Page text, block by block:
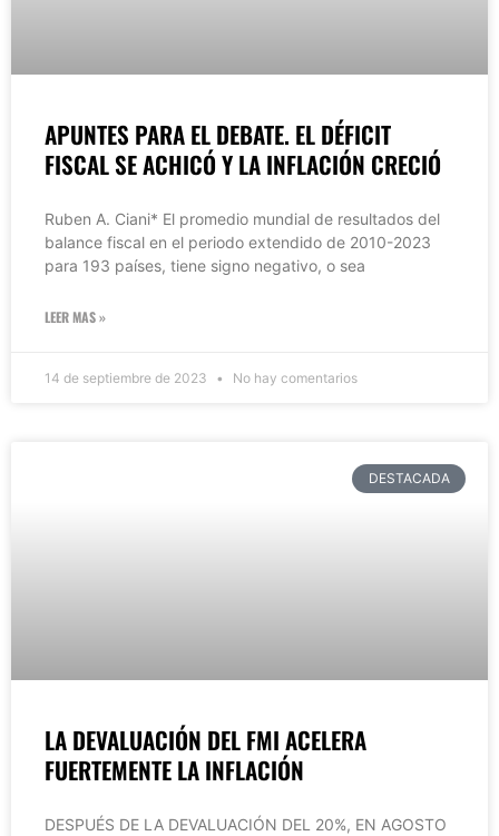
APUNTES PARA EL DEBATE. EL DÉFICIT
FISCAL SE ACHICÓ Y LA INFLACIÓN CRECIÓ
Ruben A. Ciani* El promedio mundial de resultados del
balance fiscal en el periodo extendido de 2010-2023
para 193 países, tiene signo negativo, o sea
LEER MAS »
14 de septiembre de 2023 No hay comentarios
DESTACADA
LA DEVALUACIÓN DEL FMI ACELERA
FUERTEMENTE LA INFLACIÓN
DESPUÉS DE LA DEVALUACIÓN DEL 20%, EN AGOSTO